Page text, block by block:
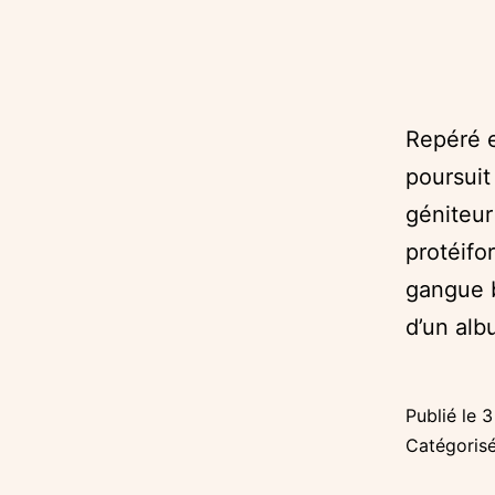
Repéré
gangue
d’un
Publié le